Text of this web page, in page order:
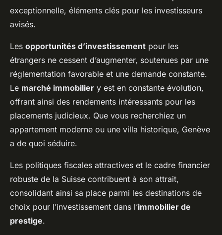
exceptionnelle, éléments clés pour les investisseurs
avisés.
Les opportunités d’investissement pour les
étrangers ne cessent d’augmenter, soutenues par une
réglementation favorable et une demande constante.
Le marché immobilier y est en constante évolution,
offrant ainsi des rendements intéressants pour les
placements judicieux. Que vous recherchiez un
appartement moderne ou une villa historique, Genève
a de quoi séduire.
Les politiques fiscales attractives et le cadre financier
robuste de la Suisse contribuent à son attrait,
consolidant ainsi sa place parmi les destinations de
choix pour l’investissement dans l’immobilier de
prestige.